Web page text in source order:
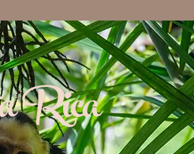
Rica